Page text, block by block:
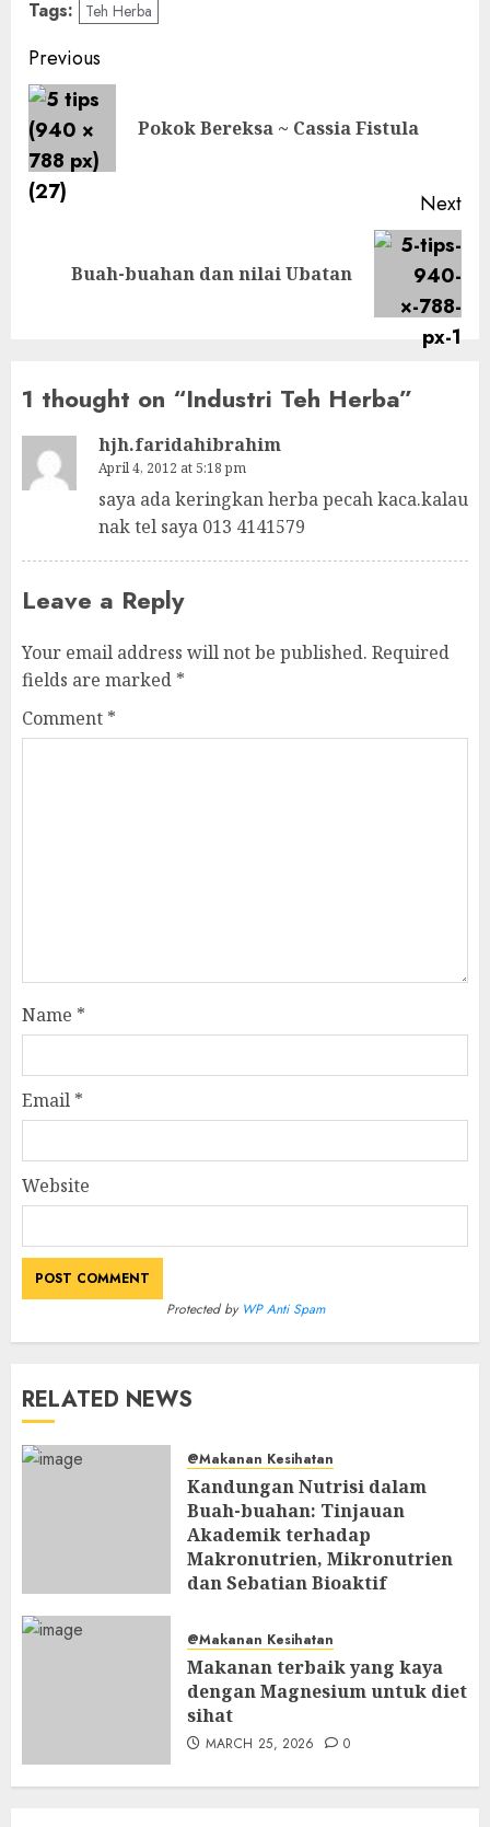
Tags: Teh Herba
Post
navigation
Previous
Pokok Bereksa ~ Cassia Fistula
Next
NextBuah-buahan dan nilai Ubatan
1 thought on “Industri Teh Herba”
hjh.faridahibrahim
April 4, 2012 at 5:18 pm
saya ada keringkan herba pecah kaca.kalau
nak tel saya 013 4141579
Leave a Reply
Your email address will not be published. Required
fields are marked *
Comment *
Name *
Email *
Website
Protected by WP Anti Spam
RELATED NEWS
@Makanan Kesihatan
Kandungan Nutrisi dalam
Buah-buahan: Tinjauan
Akademik terhadap
Makronutrien, Mikronutrien
dan Sebatian Bioaktif
@Makanan Kesihatan
Makanan terbaik yang kaya
dengan Magnesium untuk diet
sihat
MARCH 25, 2026 0